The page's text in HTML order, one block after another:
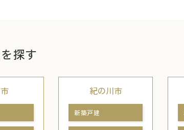
探す
紀の川市
新築戸建